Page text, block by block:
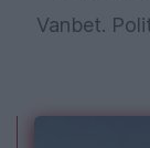
Vanbet.